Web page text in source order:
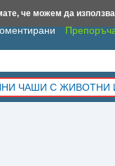
ЧАШИ С
че можем да